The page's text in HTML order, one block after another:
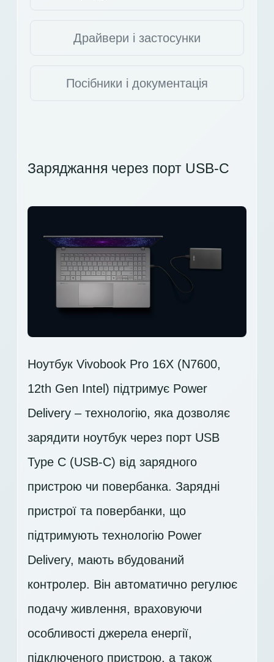
Драйвери і застосунки
Посібники і документація
Заряджання через порт USB-C
Ноутбук Vivobook Pro 16X (N7600,
12th Gen Intel) підтримує Power
Delivery – технологію, яка дозволяє
зарядити ноутбук через порт USB
Type C (USB-C) від зарядного
пристрою чи повербанка. Зарядні
пристрої та повербанки, що
підтримують технологію Power
Delivery, мають вбудований
контролер. Він автоматично регулює
подачу живлення, враховуючи
особливості джерела енергії,
підключеного пристрою, а також